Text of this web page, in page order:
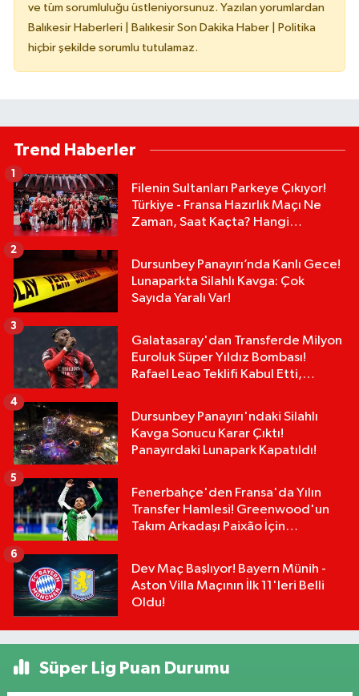
ve tüm sorumluluğu üstleniyorsunuz. Yazılan yorumlardan
Balıkesir Haberleri | Balıkesir Son Dakika Haber | Politika
hiçbir şekilde sorumlu tutulamaz.
Trend Haberler
Filenin Sultanları Parkeye Çıkıyor!
Türkiye - Fransa Hazırlık Maçı Ne
Zaman, Saat Kaçta? Hangi
1
Dursunbey Panayırı’nda Kanlı Gece!
Lunaparkta Silahlı Kavga: Çok
Sayıda Yaralı Var!
2
Galatasaray'dan Transferde Milyon
Euroluk Süper Yıldız Bombası!
Rafael Leao Teklifi Kabul Etti,
3
Dursunbey Panayırı'ndaki Silahlı
Kavga Sonucu Karar Çıktı!
Panayırdaki Lunapark Kapatıldı!
4
Fenerbahçe'den Fransa'da Yılın
Transfer Hamlesi! Greenwood'un
Takım Arkadaşı Paixão İçin
5
Dev Maç Başlıyor! Bayern Münih -
Aston Villa Maçının İlk 11'leri Belli
Oldu!
6
Süper Lig Puan Durumu